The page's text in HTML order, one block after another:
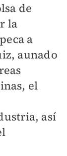
de
la
a
aunado
el
así